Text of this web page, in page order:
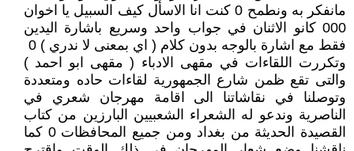
مانفكر به ونطمح 0 كنت انا الاسأل كيف السبيل يا اخوان
000 كانو الاثنان في جواب واحد وسريع باشارة اليدين
فقط مع اشارة بالوجه بدون كلام ( اي بمعنى لا ندري ) 0
وتكررت اللقاءات في مقهى الادباء ( مقهى ابو احمد )
والتى تقع ظمن شارع الجمهورية لقاءات حاده ومتعددة
وتوصلنا في نقاشاتنا الى اقامة مهرجان شعري في
الناصرية وندعو له الشعراء الشعبيين البارزين من كتاب
القصيدة الحديثة من بغداد ومن جميع المحافظات 0 كما